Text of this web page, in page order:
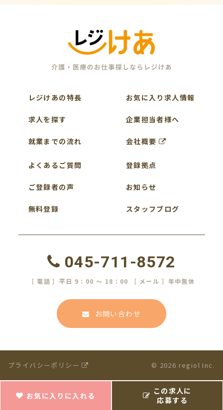
お気に入りに入れる
この求人に
応募する
レジけあの特長
求人を探す
就業までの流れ
よくあるご質問
ご登録者の声
無料登録
お気に入り求人情報
企業担当者様へ
会社概要
登録拠点
お知らせ
スタッフブログ
045-711-8572
［ 電話 ］平日 9：00 ～ 18：00 ［ メール ］年中無休
お問い合わせ
プライバシーポリシー © 2026 regiol Inc.